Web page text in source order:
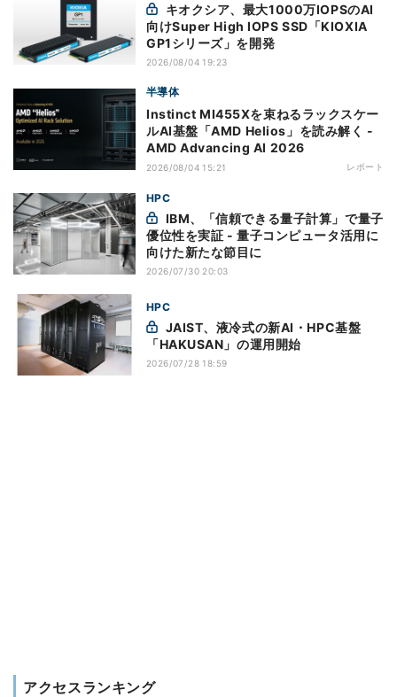
向けSuper High IOPS SSD「KIOXIA
GP1シリーズ」を開発
2026/08/04 19:23
半導体
Instinct MI455Xを束ねるラックスケー
ルAI基盤「AMD Helios」を読み解く -
AMD Advancing AI 2026
2026/08/04 15:21 レポート
HPC
優位性を実証 - 量子コンピュータ活用に
向けた新たな節目に
2026/07/30 20:03
HPC
「HAKUSAN」の運用開始
2026/07/28 18:59
アクセスランキング